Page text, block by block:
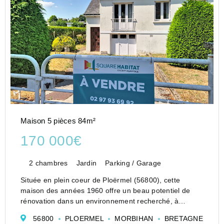
Maison 5 pièces 84m²
170 000€
2 chambres Jardin Parking / Garage
Située en plein coeur de Ploërmel (56800), cette
maison des années 1960 offre un beau potentiel de
rénovation dans un environnement recherché, à
services.
56800 PLOERMEL MORBIHAN BRETAGNE